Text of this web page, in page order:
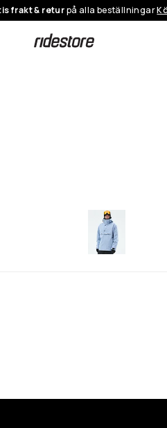
frakt & returpå alla beställningar
Klicka för att bli meddelad när